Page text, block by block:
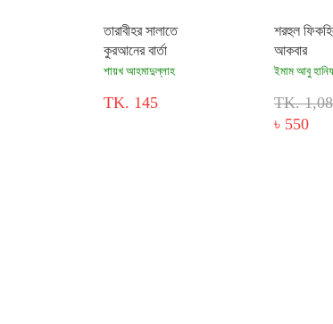
তারাবীহর সালাতে
কুরআনের বার্তা
শায়খ আহমাদুল্লাহ
TK. 145
শরহুল
আকবার
ইমাম আবু
TK.
৳ 550